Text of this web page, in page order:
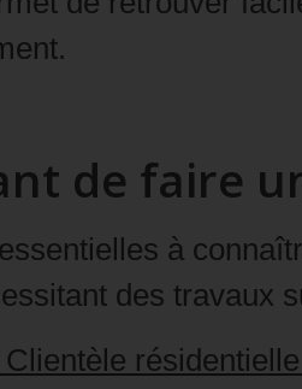
de faire
à
des travaux
Clientèle résidentielle